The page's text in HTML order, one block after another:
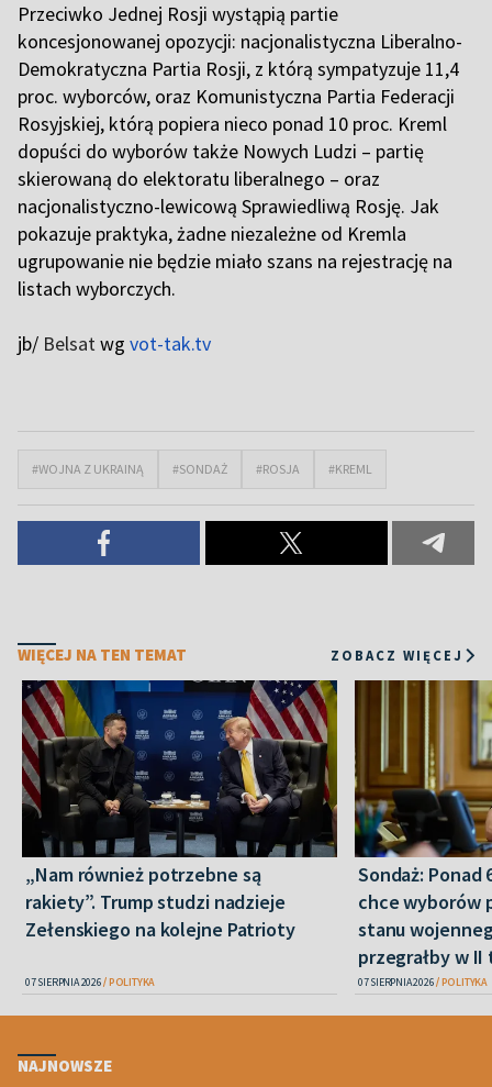
Przeciwko Jednej Rosji wystąpią partie
koncesjonowanej opozycji: nacjonalistyczna Liberalno-
Demokratyczna Partia Rosji, z którą sympatyzuje 11,4
proc. wyborców, oraz Komunistyczna Partia Federacji
Rosyjskiej, którą popiera nieco ponad 10 proc. Kreml
dopuści do wyborów także Nowych Ludzi – partię
skierowaną do elektoratu liberalnego – oraz
nacjonalistyczno-lewicową Sprawiedliwą Rosję. Jak
pokazuje praktyka, żadne niezależne od Kremla
ugrupowanie nie będzie miało szans na rejestrację na
listach wyborczych.
jb/ Belsatwg vot-tak.tv
#WOJNA Z UKRAINĄ #SONDAŻ #ROSJA #KREML
WIĘCEJ NA TEN TEMAT ZOBACZ WIĘCEJ
„Nam również potrzebne są
rakiety”. Trump studzi nadzieje
Zełenskiego na kolejne Patrioty
07 SIERPNIA 2026 POLITYKA
Sondaż: Ponad
chce wyborów
stanu
przegrałby w II
07 SIERPNIA 2026 POLITYKA
NAJNOWSZE